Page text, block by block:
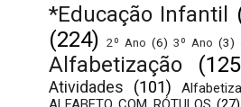
*Educação Infantil
(224) 2º Ano (6) 3º Ano (3)
Alfabetização
Atividades
(101)